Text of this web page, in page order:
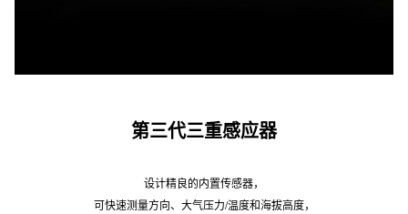
第三代三重感应器
设计精良的内置传感器，
可快速测量方向、大气压力/温度和海拔高度，